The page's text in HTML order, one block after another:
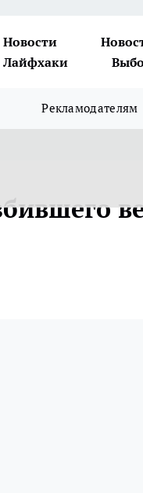
Новости
Лайфхаки
Рекламодателям